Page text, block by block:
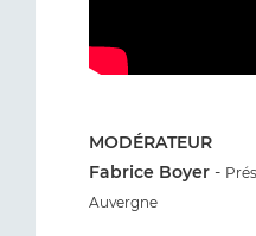
MODÉRATEUR
Fabrice Boyer -
Auvergne